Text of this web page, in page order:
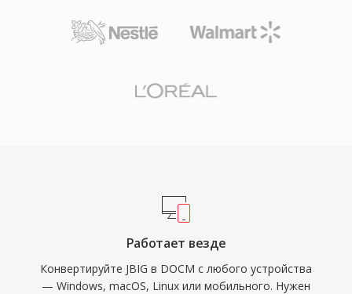
Работает везде
Конвертируйте JBIG в DOCM с любого устройства
— Windows, macOS, Linux или мобильного. Нужен